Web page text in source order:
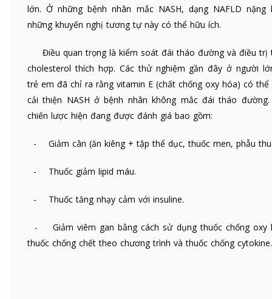
lớn. Ở những bệnh nhân mắc NASH, dạng NAFLD nặng
những khuyến nghị tương tự này có thể hữu ích.
Điều quan trọng là kiểm soát đái tháo đường và điều trị
cholesterol thích hợp. Các thử nghiệm gần đây ở người
trẻ em đã chỉ ra rằng vitamin E (chất chống oxy hóa) có thể
cải thiện NASH ở bệnh nhân không mắc đái tháo đường.
chiến lược hiện đang được đánh giá bao gồm:
- Giảm cân (ăn kiêng + tập thể dục, thuốc men, phẫu
- Thuốc giảm lipid máu.
- Thuốc tăng nhạy cảm với insuline.
- Giảm viêm gan bằng cách sử dụng thuốc chống oxy
thuốc chống chết theo chương trình và thuốc chống cytokine.